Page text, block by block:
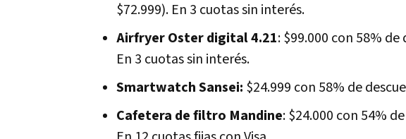
$72.999). En 3 cuotas sin interés.
Airfryer Oster digital 4.21: $99.000 con 58%
En 3 cuotas sin interés.
Smartwatch Sansei: $24.999 con 58% de
Cafetera de filtro Mandine: $24.000 con 54%